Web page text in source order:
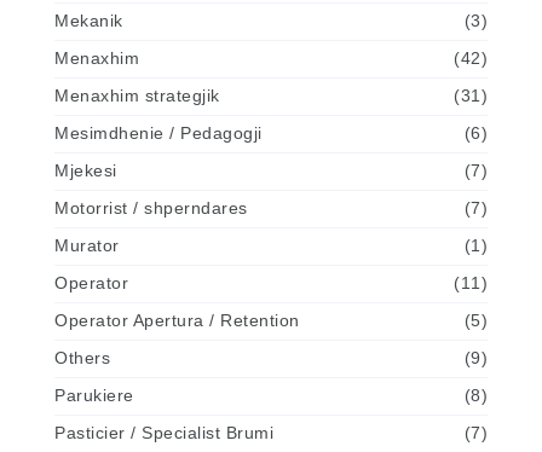
Mekanik
(3)
Menaxhim
(42)
Menaxhim strategjik
(31)
Mesimdhenie / Pedagogji
(6)
Mjekesi
(7)
Motorrist / shperndares
(7)
Murator
(1)
Operator
(11)
Operator Apertura / Retention
(5)
Others
(9)
Parukiere
(8)
Pasticier / Specialist Brumi
(7)